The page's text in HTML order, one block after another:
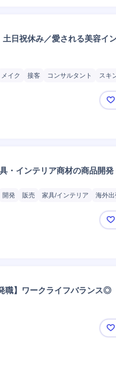
日祝休み／愛される美容イ
メイク 接客 コンサルタント
スキ
インテリア商材の商品開発
開発 販売 家具/インテリア 海外出
職】ワークライフバランス◎